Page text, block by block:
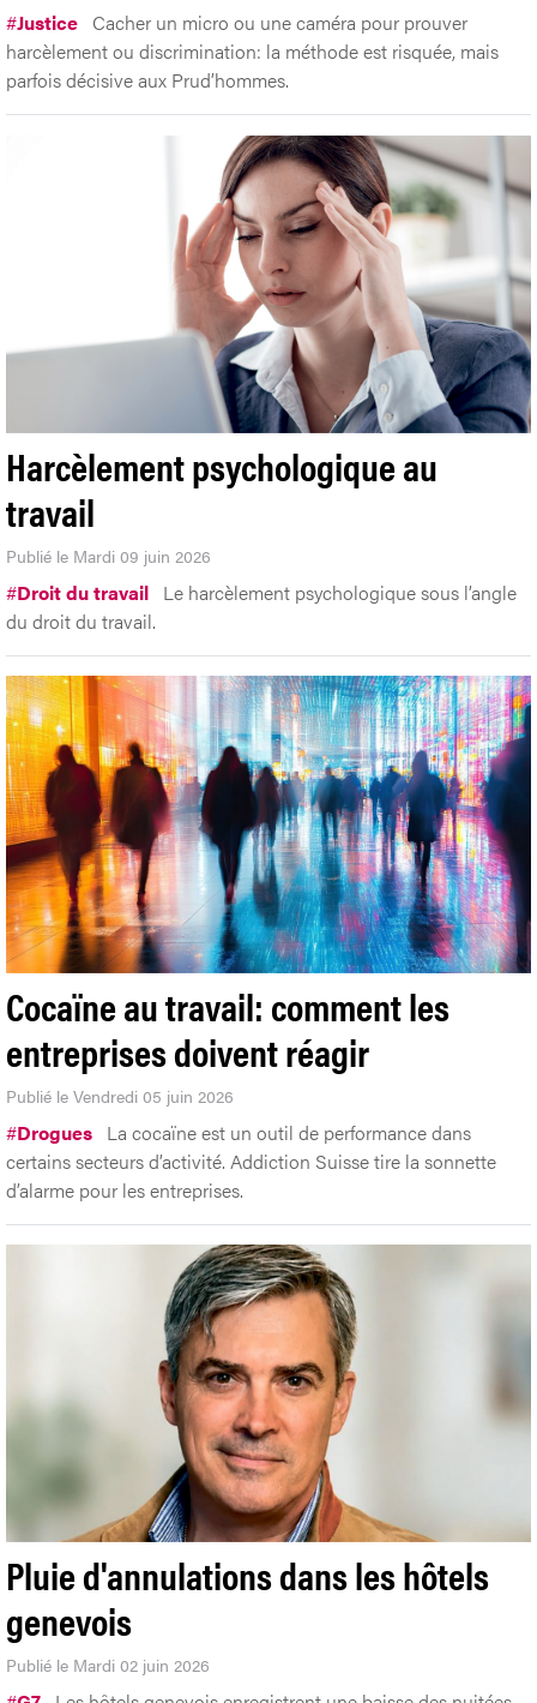
#Justice Cacher un micro ou une caméra pour prouver
harcèlement ou discrimination: la méthode est risquée, mais
parfois décisive aux Prud’hommes.
Harcèlement psychologique au
travail
Publié le Mardi 09 juin 2026
#Droit du travail Le harcèlement psychologique sous l’angle
du droit du travail.
Cocaïne au travail: comment les
entreprises doivent réagir
Publié le Vendredi 05 juin 2026
#Drogues La cocaïne est un outil de performance dans
certains secteurs d’activité. Addiction Suisse tire la sonnette
d’alarme pour les entreprises.
Pluie d'annulations dans les hôtels
genevois
Publié le Mardi 02 juin 2026